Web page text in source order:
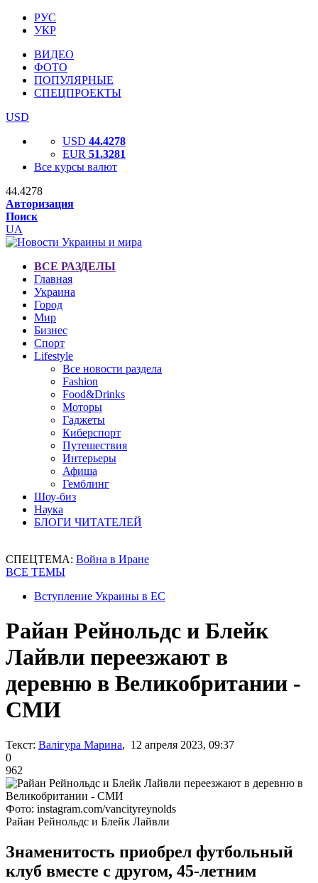
РУС
УКР
ВИДЕО
ФОТО
ПОПУЛЯРНЫЕ
СПЕЦПРОЕКТЫ
USD
USD 44.4278
EUR 51.3281
Все курсы валют
44.4278
Авторизация
Поиск
UA
ВСЕ РАЗДЕЛЫ
Главная
Украина
Город
Мир
Бизнес
Спорт
Lifestyle
Все новости раздела
Fashion
Food&Drinks
Моторы
Гаджеты
Киберспорт
Путешествия
Интерьеры
Афиша
Гемблинг
Шоу-биз
Наука
БЛОГИ ЧИТАТЕЛЕЙ
СПЕЦТЕМА: Война в Иране
ВСЕ ТЕМЫ
Вступление Украины в ЕС
Райан Рейнольдс и Блейк
Лайвли переезжают в
деревню в Великобритании -
СМИ
Текст: Валігура Марина, 12 апреля 2023, 09:37
0
962
Фото: instagram.com/vancityreynolds
Райан Рейнольдс и Блейк Лайвли
Знаменитость приобрел футбольный
клуб вместе с другом, 45-летним